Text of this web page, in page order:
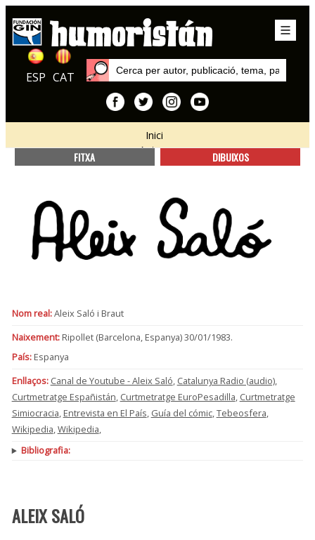
ESP CAT
Inici
Autors
FITXA DIBUIXOS
Nom real:Aleix Saló i Braut
Naixement:Ripollet (Barcelona, Espanya) 30/01/1983.
País:Espanya
Enllaços: Canal de Youtube - Aleix Saló, Catalunya Radio (audio),
Curtmetratge Españistán, Curtmetratge EuroPesadilla, Curtmetratge
Simiocracia, Entrevista en El País, Guía del cómic,Tebeosfera,
Wikipedia,Wikipedia,
Bibliografia:
ALEIX SALÓ